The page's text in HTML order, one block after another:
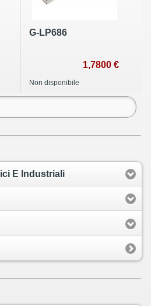
G-LP686
1,7800 €
Non disponibile
E Industriali